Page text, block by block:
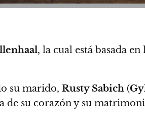
, la cual está basada
su marido, Rusty Sabich (
su corazón y su